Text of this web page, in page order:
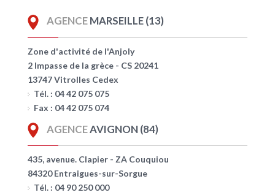
AGENCEMARSEILLE (13)
Zone d'activité de l'Anjoly
2 Impasse de la grèce - CS 20241
13747 Vitrolles Cedex
Tél. : 04 42 075 075
Fax : 04 42 075 074
AGENCEAVIGNON (84)
435, avenue. Clapier - ZA Couquiou
84320 Entraigues-sur-Sorgue
Tél. : 04 90 250 000